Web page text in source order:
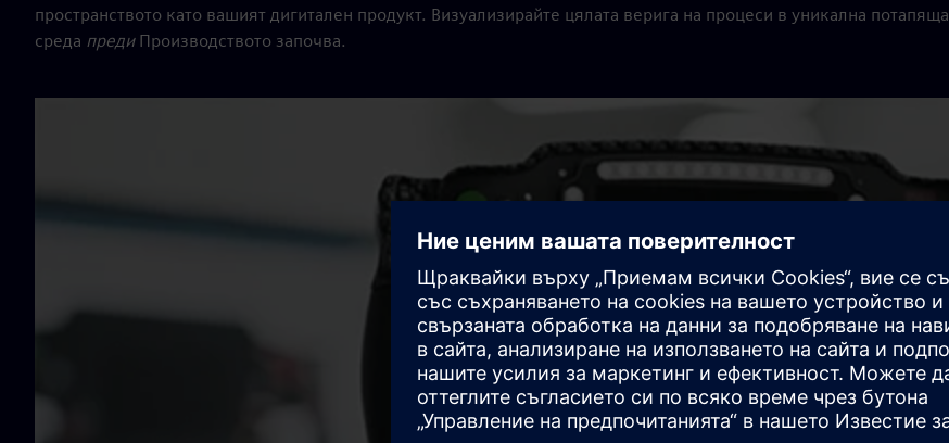
пространството като вашият дигитален продукт. Визуализирайте цялата верига на процеси в уникална потапяща
среда предиПроизводството започва.